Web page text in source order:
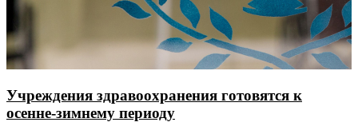
Учреждения здравоохранения готовятся к
осенне-зимнему периоду